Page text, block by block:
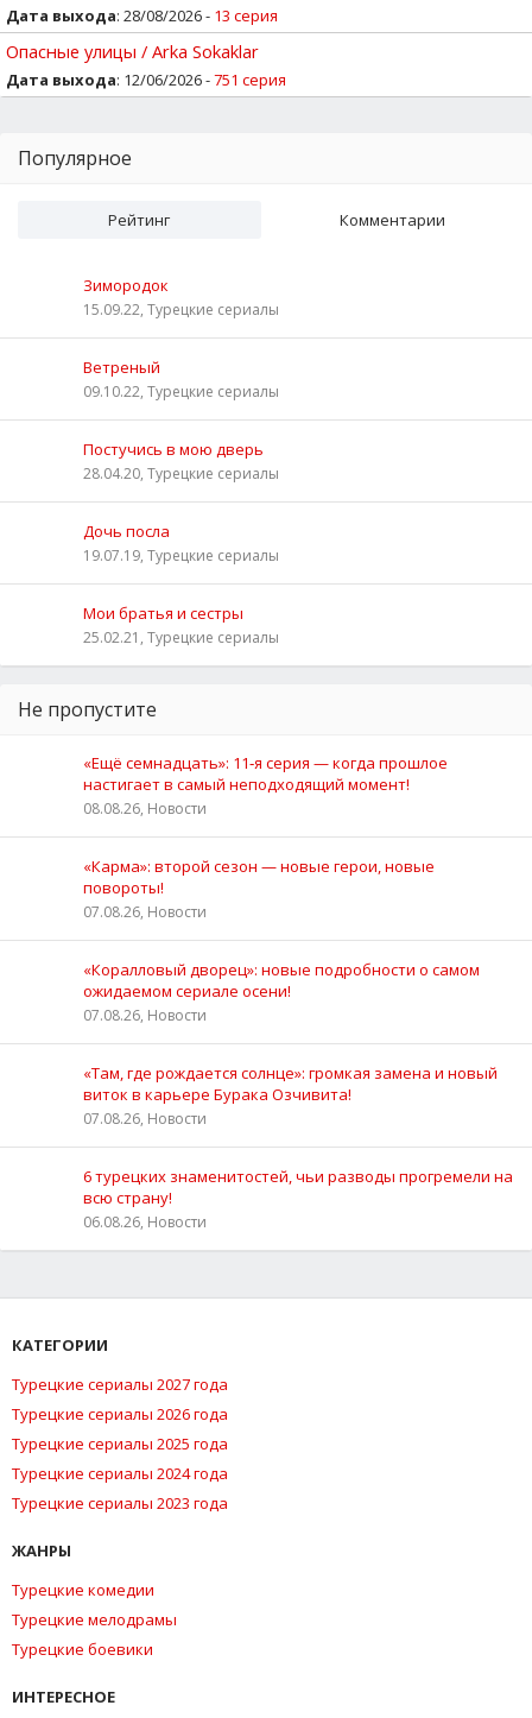
Дата выхода: 28/08/2026 - 13 серия
Опасные улицы / Arka Sokaklar
Дата выхода: 12/06/2026 -751 серия
Популярное
Рейтинг Комментарии
Зимородок
15.09.22, Турецкие сериалы
Ветреный
09.10.22, Турецкие сериалы
Постучись в мою дверь
28.04.20, Турецкие сериалы
Дочь посла
19.07.19, Турецкие сериалы
Мои братья и сестры
25.02.21, Турецкие сериалы
Не пропустите
«Ещё семнадцать»: 11‑я серия — когда прошлое
настигает в самый неподходящий момент!
08.08.26, Новости
«Карма»: второй сезон — новые герои, новые
повороты!
07.08.26, Новости
«Коралловый дворец»: новые подробности о самом
ожидаемом сериале осени!
07.08.26, Новости
«Там, где рождается солнце»: громкая замена и новый
виток в карьере Бурака Озчивита!
07.08.26, Новости
6 турецких знаменитостей, чьи разводы прогремели на
всю страну!
06.08.26, Новости
КАТЕГОРИИ
Турецкие сериалы 2027 года
Турецкие сериалы 2026 года
Турецкие сериалы 2025 года
Турецкие сериалы 2024 года
Турецкие сериалы 2023 года
ЖАНРЫ
Турецкие комедии
Турецкие мелодрамы
Турецкие боевики
ИНТЕРЕСНОЕ